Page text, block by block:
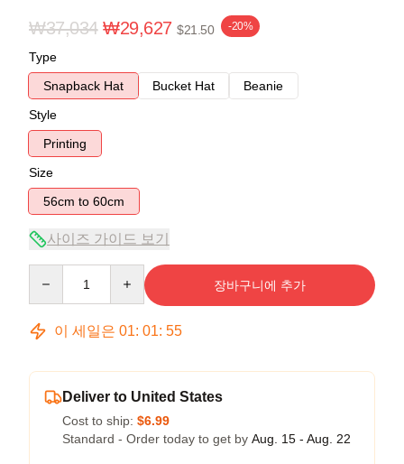
₩37,034 ₩29,627 $21.50 -20%
Type
Snapback Hat
Bucket Hat
Beanie
Style
Printing
Size
56cm to 60cm
사이즈 가이드 보기
장바구니에 추가
이 세일은 01: 01: 54
Deliver to United States
Cost to ship: $6.99
Standard - Order today to get by Aug. 15 - Aug. 22